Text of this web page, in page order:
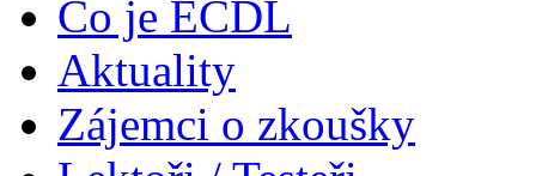
Co je ECDL
Aktuality
Zájemci o zkoušky